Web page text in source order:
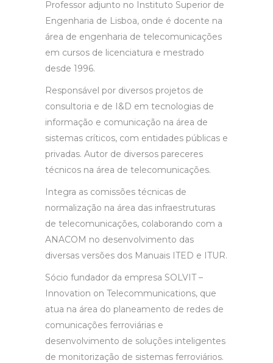
Professor adjunto no Instituto Superior de
Engenharia de Lisboa, onde é docente na
área de engenharia de telecomunicações
em cursos de licenciatura e mestrado
desde 1996.
Responsável por diversos projetos de
consultoria e de I&D em tecnologias de
informação e comunicação na área de
sistemas críticos, com entidades públicas e
privadas. Autor de diversos pareceres
técnicos na área de telecomunicações.
Integra as comissões técnicas de
normalização na área das infraestruturas
de telecomunicações, colaborando com a
ANACOM no desenvolvimento das
diversas versões dos Manuais ITED e ITUR.
Sócio fundador da empresa SOLVIT –
Innovation on Telecommunications, que
atua na área do planeamento de redes de
comunicações ferroviárias e
desenvolvimento de soluções inteligentes
de monitorização de sistemas ferroviários.